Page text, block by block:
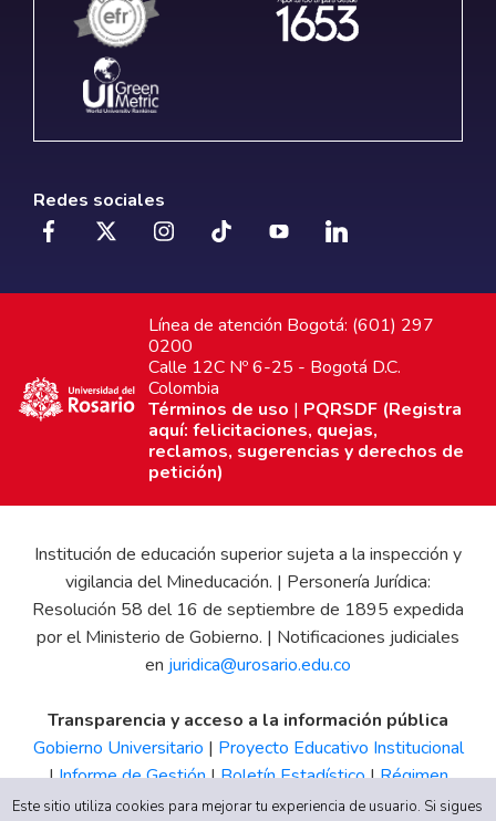
Redes sociales
Línea de atención Bogotá: (601) 297
0200
Calle 12C Nº 6-25 - Bogotá D.C.
Colombia
Términos de uso | PQRSDF (Registra
aquí: felicitaciones, quejas,
reclamos, sugerencias y derechos de
petición)
Institución de educación superior sujeta a la inspección y
vigilancia del Mineducación. | Personería Jurídica:
Resolución 58 del 16 de septiembre de 1895 expedida
por el Ministerio de Gobierno. | Notificaciones judiciales
en juridica@urosario.edu.co
Transparencia y acceso a la información pública
Gobierno Universitario | Proyecto Educativo Institucional
|Informe de Gestión|Boletín Estadístico|Régimen
Tributario|Estados Financieros |Código de Ética| Canal
Este sitio utiliza cookies para mejorar tu experiencia de usuario. Si sigues